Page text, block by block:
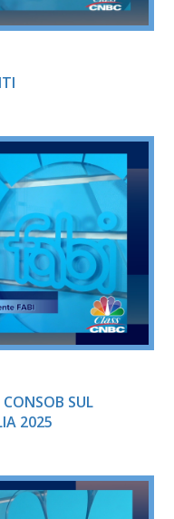
SUL
2025